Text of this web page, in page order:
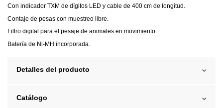
Con indicador TXM de dígitos LED y cable de 400 cm de longitud.
Contaje de pesas con muestreo libre.
Filtro digital para el pesaje de animales en movimiento.
Batería de Ni-MH incorporada.
Detalles del producto
Catálogo